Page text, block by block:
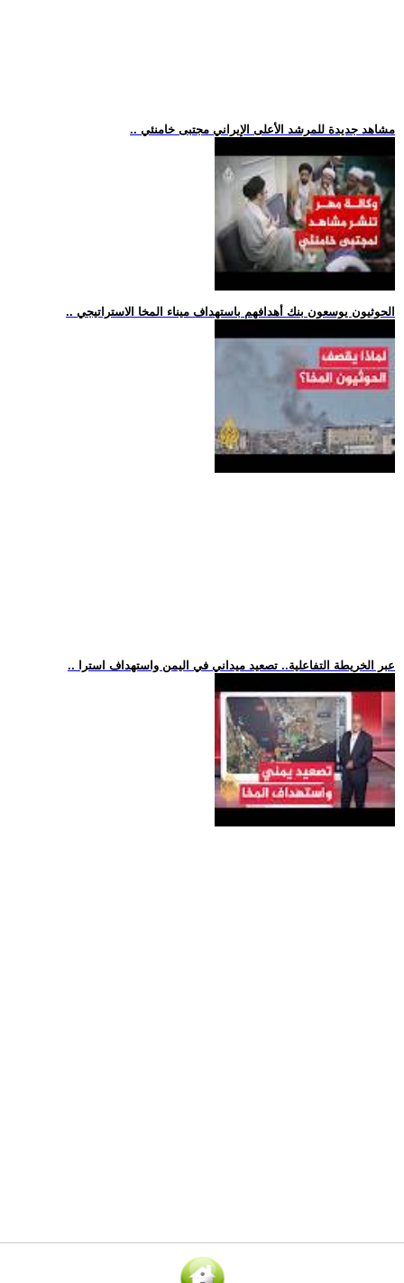
.. مشاهد جديدة للمرشد الأعلى الإيراني مجتبى خامنئي
.. الحوثيون يوسعون بنك أهدافهم باستهداف ميناء المخا الاستراتيجي
.. عبر الخريطة التفاعلية.. تصعيد ميداني في اليمن واستهداف استرا